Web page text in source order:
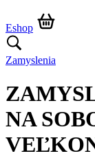
Eshop
Zamyslenia
NA